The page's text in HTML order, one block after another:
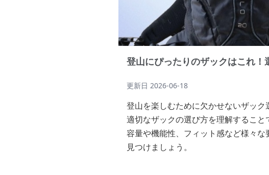
登山にぴったりのザックはこれ
更新日 2026-06-18
登山を楽しむために欠かせないザック
適切なザックの選び方を理解すること
容量や機能性、フィット感など様々
見つけましょう。